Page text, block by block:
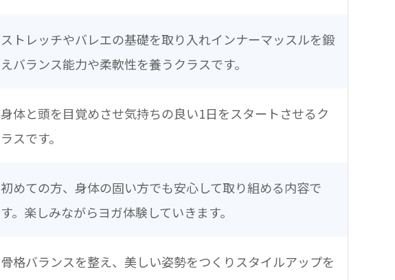
ストレッチやバレエの基礎を取り入れインナーマッスルを鍛
えバランス能力や柔軟性を養うクラスです。
身体と頭を目覚めさせ気持ちの良い1日をスタートさせるク
ラスです。
初めての方、身体の固い方でも安心して取り組める内容で
す。楽しみながらヨガ体験していきます。
骨格バランスを整え、美しい姿勢をつくりスタイルアップを